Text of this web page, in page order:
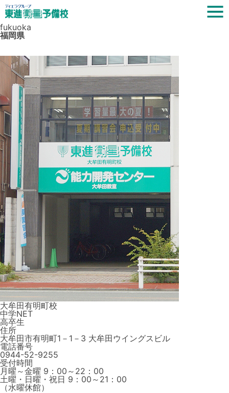
fukuoka
福岡県
大牟田有明町校
中学NET
高卒生
住所
大牟田市有明町1－1－3 大牟田ウイングスビル
電話番号
0944-52-9255
受付時間
月曜～金曜 9：00～22：00
土曜・日曜・祝日 9：00～21：00
（水曜休館）